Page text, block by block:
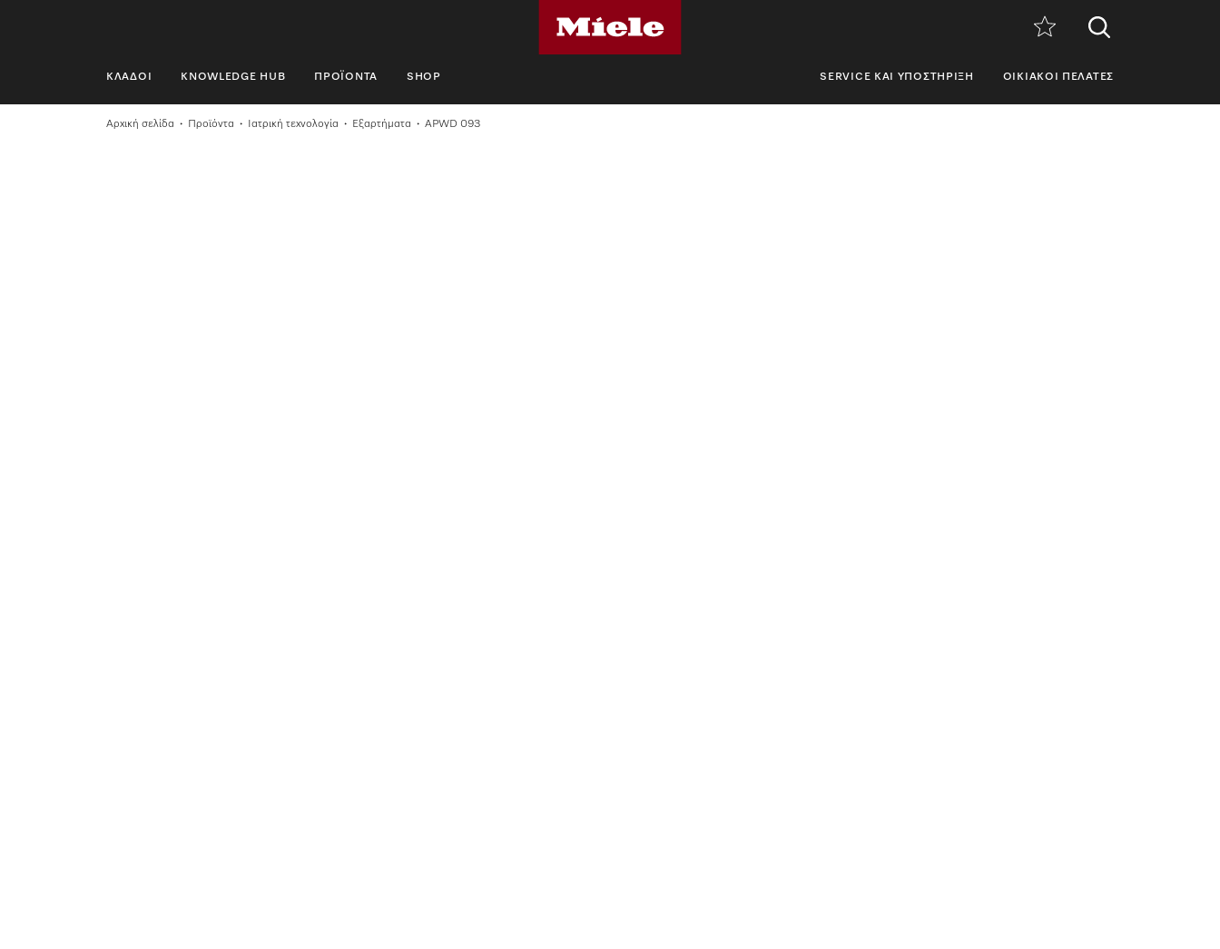
ΚΛΆΔΟΙ KNOWLEDGE HUB ΠΡΟΪΌΝΤΑ SHOP SERVICE ΚΑΙ ΥΠΟΣΤΉΡΙΞΗ ΟΙΚΙΑΚΟΊ ΠΕΛΆΤΕΣ
ΚΛΆΔΟΙ
Αρχική σελίδα Προϊόντα Ιατρική τεχνολογία Εξαρτήματα APWD 093